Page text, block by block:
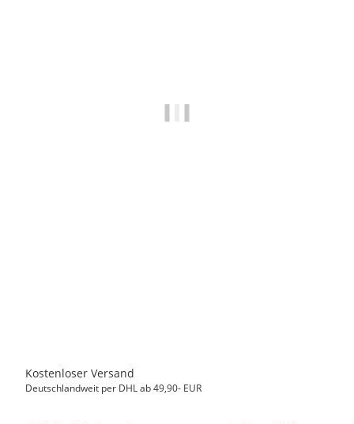
Kostenloser Versand
Deutschlandweit per DHL ab 49,90- EUR